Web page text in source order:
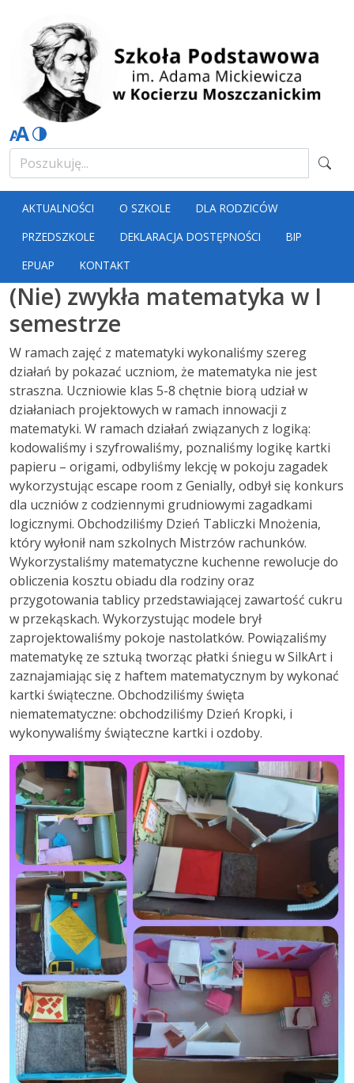
AKTUALNOŚCI O SZKOLE
DLA RODZICÓW
PRZEDSZKOLE
DEKLARACJA DOSTĘPNOŚCI
BIP
EPUAP
KONTAKT
(Nie) zwykła matematyka w I
semestrze
W ramach zajęć z matematyki wykonaliśmy szereg
działań by pokazać uczniom, że matematyka nie jest
straszna. Uczniowie klas 5-8 chętnie biorą udział w
działaniach projektowych w ramach innowacji z
matematyki. W ramach działań związanych z logiką:
kodowaliśmy i szyfrowaliśmy, poznaliśmy logikę kartki
papieru – origami, odbyliśmy lekcję w pokoju zagadek
wykorzystując escape room z Genially, odbył się konkurs
dla uczniów z codziennymi grudniowymi zagadkami
logicznymi. Obchodziliśmy Dzień Tabliczki Mnożenia,
który wyłonił nam szkolnych Mistrzów rachunków.
Wykorzystaliśmy matematyczne kuchenne rewolucje do
obliczenia kosztu obiadu dla rodziny oraz
przygotowania tablicy przedstawiającej zawartość cukru
w przekąskach. Wykorzystując modele brył
zaprojektowaliśmy pokoje nastolatków. Powiązaliśmy
matematykę ze sztuką tworząc płatki śniegu w SilkArt i
zaznajamiając się z haftem matematycznym by wykonać
kartki świąteczne. Obchodziliśmy święta
niematematyczne: obchodziliśmy Dzień Kropki, i
wykonywaliśmy świąteczne kartki i ozdoby.